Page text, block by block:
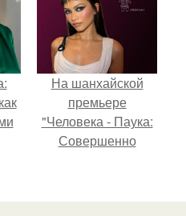
На шанхайской
премьере
"Человека - Паука:
Совершенно
просто очередной